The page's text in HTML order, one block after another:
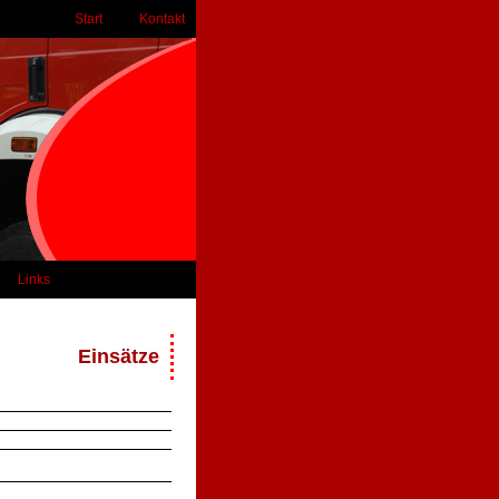
Start Kontakt
Links
Einsätze